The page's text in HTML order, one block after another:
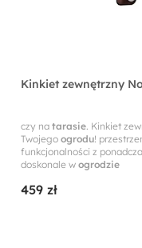
Kinkiet zewnętrzny
czy na tarasie. Kinkiet
Twojego ogrodu!
funkcjonalności z
doskonale w ogrodzie
459 zł